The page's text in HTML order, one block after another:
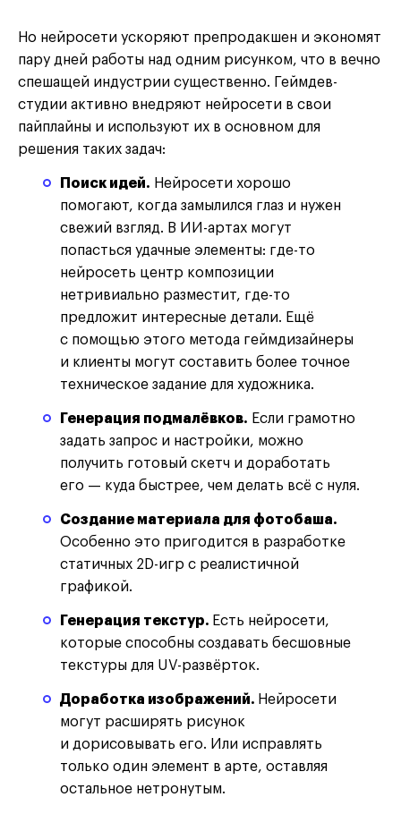
Но нейросети ускоряют препродакшен и экономят
пару дней работы над одним рисунком, что в вечно
спешащей индустрии существенно. Геймдев-
студии активно внедряют нейросети в свои
пайплайны и используют их в основном для
решения таких задач:
Поиск идей. Нейросети хорошо
помогают, когда замылился глаз и нужен
свежий взгляд. В ИИ-артах могут
попасться удачные элементы: где-то
нейросеть центр композиции
нетривиально разместит, где-то
предложит интересные детали. Ещё
с помощью этого метода геймдизайнеры
и клиенты могут составить более точное
техническое задание для художника.
Генерация подмалёвков. Если грамотно
задать запрос и настройки, можно
получить готовый скетч и доработать
его — куда быстрее, чем делать всё с нуля.
Создание материала для фотобаша.
Особенно это пригодится в разработке
статичных 2D-игр с реалистичной
графикой.
Генерация текстур. Есть нейросети,
которые способны создавать бесшовные
текстуры для UV-развёрток.
Доработка изображений. Нейросети
могут расширять рисунок
и дорисовывать его. Или исправлять
только один элемент в арте, оставляя
остальное нетронутым.